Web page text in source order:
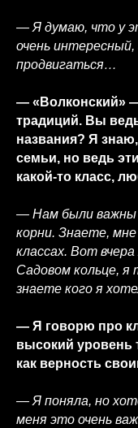
— Я думаю, что у
очень
продвигаться…
— «Волконский»
традиций. Вы
названия? Я
семьи, но ведь
какой-то класс,
— Нам были важны
корни. Знаете,
классах. Вот
Садовом кольце, я
знаете кого я
— Я говорю про
высокий уровень
как верность
— Я поняла, но
меня это очень